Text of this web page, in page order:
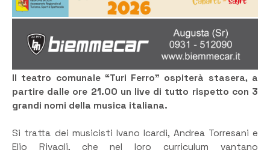
Il teatro comunale “Turi Ferro” ospiterà stasera, a
partire dalle ore 21.00 un live di tutto rispetto con 3
grandi nomi della musica italiana.
Si tratta dei musicisti Ivano Icardi, Andrea Torresani e
Elio Rivagli, che nel loro curriculum vantano